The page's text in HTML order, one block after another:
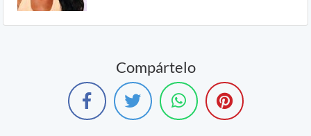
Compártelo